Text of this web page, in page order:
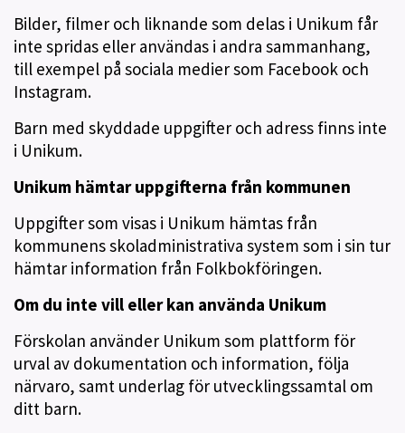
Bilder, filmer och liknande som delas i Unikum får
inte spridas eller användas i andra sammanhang,
till exempel på sociala medier som Facebook och
Instagram.
Barn med skyddade uppgifter och adress finns inte
i Unikum.
Unikum hämtar uppgifterna från kommunen
Uppgifter som visas i Unikum hämtas från
kommunens skoladministrativa system som i sin tur
hämtar information från Folkbokföringen.
Om du inte vill eller kan använda Unikum
Förskolan använder Unikum som plattform för
urval av dokumentation och information, följa
närvaro, samt underlag för utvecklingssamtal om
ditt barn.